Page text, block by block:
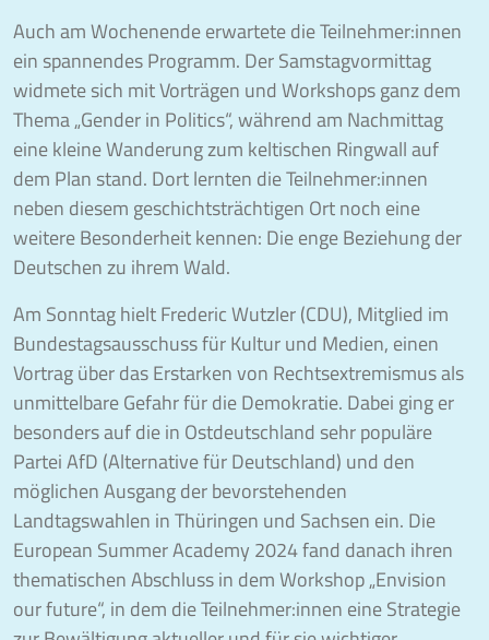
Auch am Wochenende erwartete die Teilnehmer:innen
ein spannendes Programm. Der Samstagvormittag
widmete sich mit Vorträgen und Workshops ganz dem
Thema „Gender in Politics“, während am Nachmittag
eine kleine Wanderung zum keltischen Ringwall auf
dem Plan stand. Dort lernten die Teilnehmer:innen
neben diesem geschichtsträchtigen Ort noch eine
weitere Besonderheit kennen: Die enge Beziehung der
Deutschen zu ihrem Wald.
Am Sonntag hielt Frederic Wutzler (CDU), Mitglied im
Bundestagsausschuss für Kultur und Medien, einen
Vortrag über das Erstarken von Rechtsextremismus als
unmittelbare Gefahr für die Demokratie. Dabei ging er
besonders auf die in Ostdeutschland sehr populäre
Partei AfD (Alternative für Deutschland) und den
möglichen Ausgang der bevorstehenden
Landtagswahlen in Thüringen und Sachsen ein. Die
European Summer Academy 2024 fand danach ihren
thematischen Abschluss in dem Workshop „Envision
our future“, in dem die Teilnehmer:innen eine Strategie